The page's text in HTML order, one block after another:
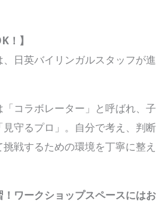
！】
日英バイリンガルスタッフが進
コラボレーター」と呼ばれ、子
守るプロ」。自分で考え、判断
戦するための環境を丁寧に整え
ワークショップスペースにはお